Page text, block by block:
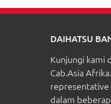
DAIHATSU
Kunjungi kami
Cab.Asia
representative
dalam